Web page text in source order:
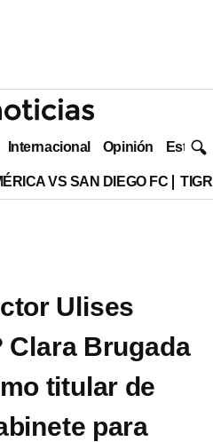
Internacional Opinión Estilo
VS SAN DIEGO FC
Ulises
Clara Brugada
titular de
para